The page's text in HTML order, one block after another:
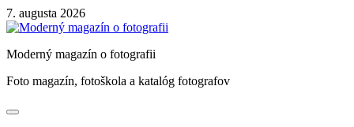
Skip
to
7. augusta 2026
Moderný magazín o fotografii
Foto magazín, fotoškola a katalóg fotografov